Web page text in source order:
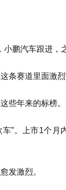
鹏汽车跟进，
条赛道里面激烈
些年来的标榜。
”。上市1个
发激烈。